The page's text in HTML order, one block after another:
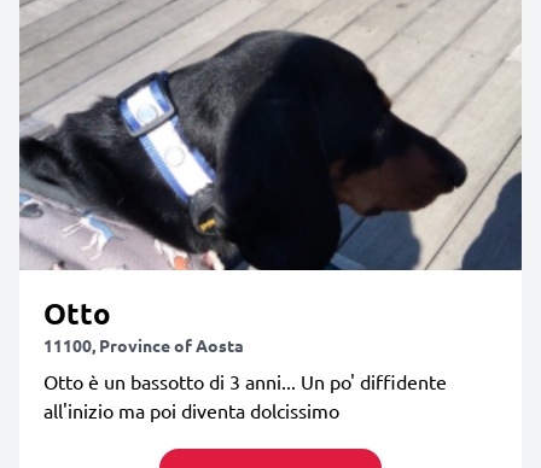
Otto
11100, Province of Aosta
Otto è un bassotto di 3 anni... Un po' diffidente
all'inizio ma poi diventa dolcissimo